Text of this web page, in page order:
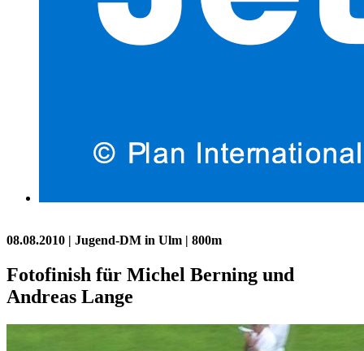
08.08.2010 | Jugend-DM in Ulm | 800m
Fotofinish für Michel Berning und
Andreas Lange